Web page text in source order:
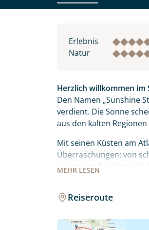
Erlebnis
Natur
MEHR LESEN
Herzlich willkommen im
Den Namen „Sunshine
verdient. Die Sonne
aus den kalten
Mit seinen Küsten am
Überraschungen: von
sensationellen
Wecken Sie Ihre
bemannten Flug zum
Reiseroute